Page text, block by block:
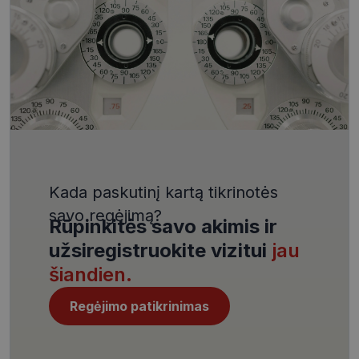
Kada paskutinį kartą tikrinotės
savo regėjimą?
Rūpinkitės savo akimis ir
užsiregistruokite vizitui jau
šiandien.
Regėjimo patikrinimas
VISITOR_PRIVACY_METADATA
YouTube
.youtube.com
4 savaitės
CookieScriptConsent
CookieScript